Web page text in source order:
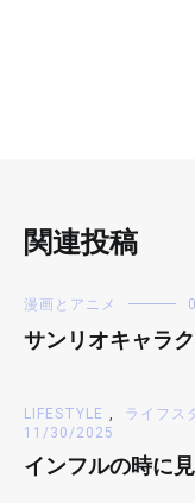
関連投稿
漫画とアニメ
サンリオキャラ
LIFESTYLE , ライフス
11/30/2025
インフルの時に